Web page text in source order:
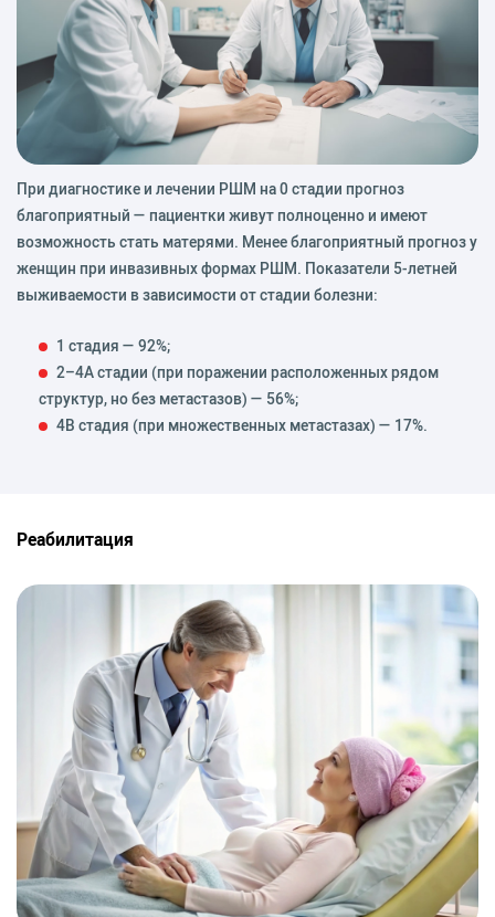
При диагностике и лечении РШМ на 0 стадии прогноз
благоприятный — пациентки живут полноценно и имеют
возможность стать матерями. Менее благоприятный прогноз у
женщин при инвазивных формах РШМ. Показатели 5-летней
выживаемости в зависимости от стадии болезни:
1 стадия — 92%;
2–4А стадии (при поражении расположенных рядом
структур, но без метастазов) — 56%;
4В стадия (при множественных метастазах) — 17%.
Реабилитация